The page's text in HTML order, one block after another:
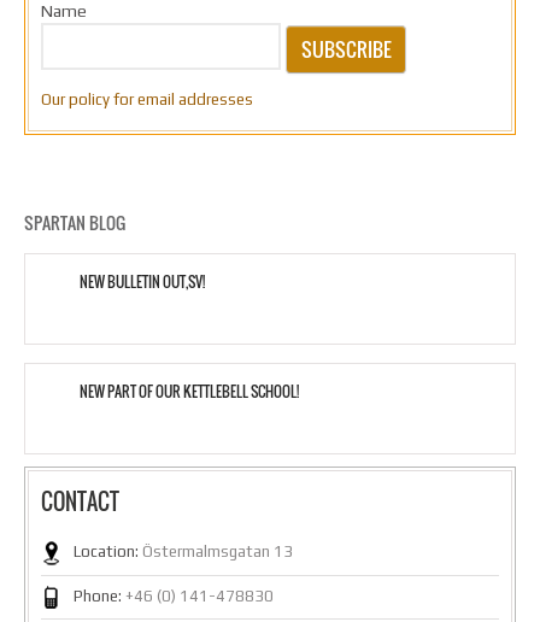
Name
SUBSCRIBE
Our policy for email addresses
SPARTAN BLOG
NEW BULLETIN OUT,SV!
NEW PART OF OUR KETTLEBELL SCHOOL!
CONTACT
Location: Östermalmsgatan 13
Phone: +46 (0) 141-478830